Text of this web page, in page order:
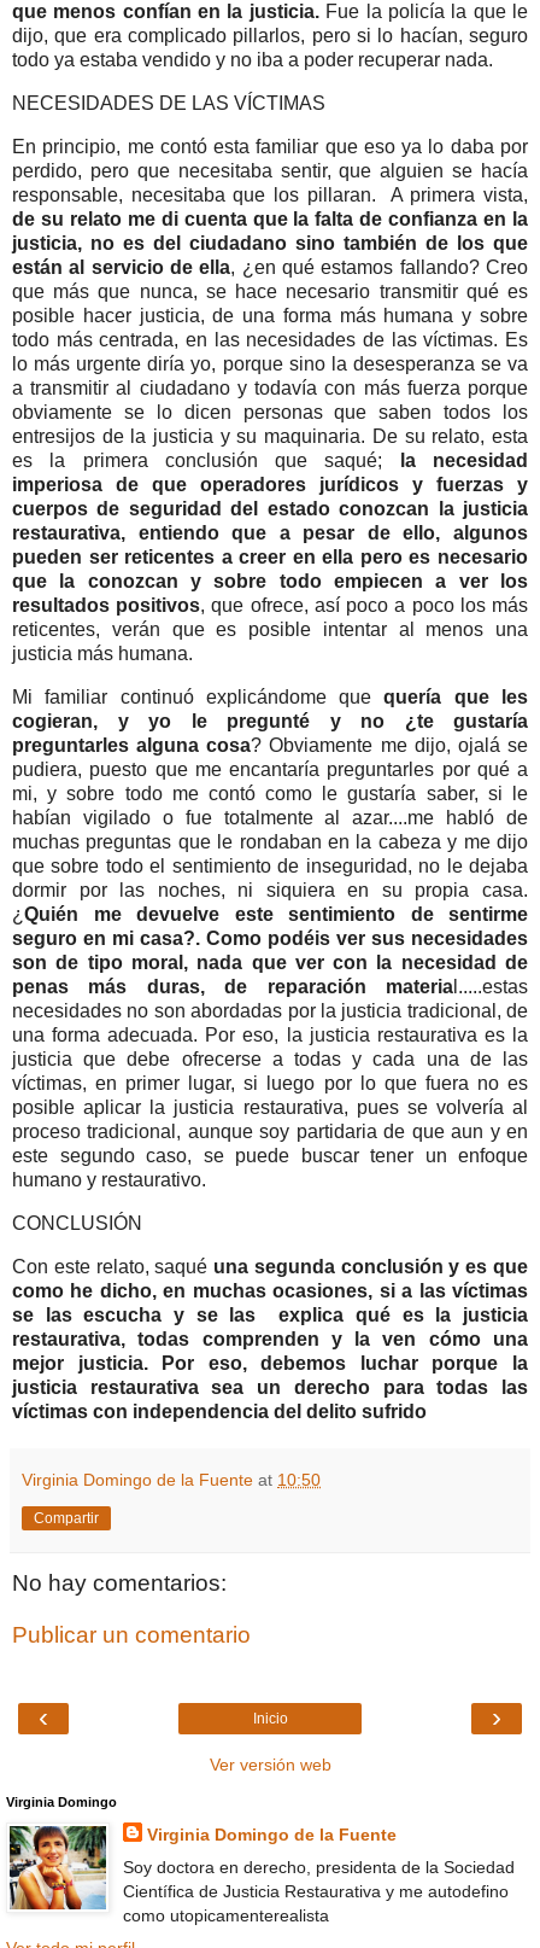
que menos confían en la justicia. Fue la policía la que le
dijo, que era complicado pillarlos, pero si lo hacían, seguro
todo ya estaba vendido y no iba a poder recuperar nada.
NECESIDADES DE LAS VÍCTIMAS
En principio, me contó esta familiar que eso ya lo daba por
perdido, pero que necesitaba sentir, que alguien se hacía
responsable, necesitaba que los pillaran. A primera vista,
de su relato me di cuenta que la falta de confianza en la
justicia, no es del ciudadano sino también de los que
están al servicio de ella, ¿en qué estamos fallando? Creo
que más que nunca, se hace necesario transmitir qué es
posible hacer justicia, de una forma más humana y sobre
todo más centrada, en las necesidades de las víctimas. Es
lo más urgente diría yo, porque sino la desesperanza se va
a transmitir al ciudadano y todavía con más fuerza porque
obviamente se lo dicen personas que saben todos los
entresijos de la justicia y su maquinaria. De su relato, esta
es la primera conclusión que saqué;
la necesidad
imperiosa de que operadores jurídicos y fuerzas y
cuerpos de seguridad del estado conozcan la justicia
restaurativa, entiendo que a pesar de ello, algunos
pueden ser reticentes a creer en ella pero es necesario
que la conozcan y sobre todo empiecen a ver los
resultados positivos, que ofrece, así poco a poco los más
reticentes, verán que es posible intentar al menos una
justicia más humana.
Mi familiar continuó explicándome quequería que les
cogieran, y yo le pregunté y no ¿te gustaría
preguntarles alguna cosa? Obviamente me dijo, ojalá se
pudiera, puesto que me encantaría preguntarles por qué a
mi, y sobre todo me contó como le gustaría saber, si le
habían vigilado o fue totalmente al azar....me habló de
muchas preguntas que le rondaban en la cabeza y me dijo
que sobre todo el sentimiento de inseguridad, no le dejaba
dormir por las noches, ni siquiera en su propia casa.
¿ Quién me devuelve este sentimiento de sentirme
seguro en mi casa?. Como podéis ver sus necesidades
son de tipo moral, nada que ver con la necesidad de
penas más duras, de reparación materia l.....estas
necesidades no son abordadas por la justicia tradicional, de
una forma adecuada. Por eso, la justicia restaurativa es la
justicia que debe ofrecerse a todas y cada una de las
víctimas, en primer lugar, si luego por lo que fuera no es
posible aplicar la justicia restaurativa, pues se volvería al
proceso tradicional, aunque soy partidaria de que aun y en
este segundo caso, se puede buscar tener un enfoque
humano y restaurativo.
CONCLUSIÓN
Con este relato, saqué una segunda conclusión y es que
como he dicho, en muchas ocasiones, si a las víctimas
se las escucha y se las explica qué es la justicia
restaurativa, todas comprenden y la ven cómo una
mejor justicia. Por eso, debemos luchar porque la
justicia restaurativa sea un derecho para todas las
víctimas con independencia del delito sufrido
Virginia Domingo de la Fuente at 10:50
Compartir
No hay comentarios:
Publicar un comentario
‹ ›
Inicio
Ver versión web
Virginia Domingo
Virginia Domingo de la Fuente
Soy doctora en derecho, presidenta de la Sociedad
Científica de Justicia Restaurativa y me autodefino
como utopicamenterealista